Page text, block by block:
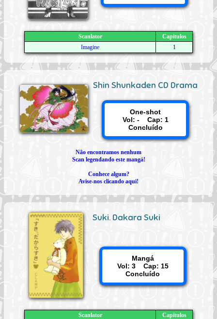
Scanlator
Capítulos
Imagine
1
Shin Shunkaden CD Drama
One-shot
Vol: - Cap: 1
Concluído
Não encontramos nenhum
Scan legendando este mangá!
Conhece algum?
Avise-nos clicando aqui!
Suki. Dakara Suki
Mangá
Vol: 3 Cap: 15
Concluído
Scanlator
Capítulos